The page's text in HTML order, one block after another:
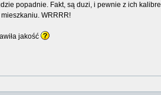
popadnie. Fakt, są duzi, i pewnie z ich
WRRRR!
jakość